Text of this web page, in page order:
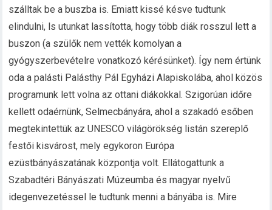
szálltak be a buszba is. Emiatt kissé késve tudtunk
elindulni, ls utunkat lassította, hogy több diák rosszul lett a
buszon (a szülők nem vették komolyan a
gyógyszerbevételre vonatkozó kérésünket). Így nem értünk
oda a palásti Palásthy Pál Egyházi Alapiskolába, ahol közös
programunk lett volna az ottani diákokkal. Szigorúan időre
kellett odaérnünk, Selmecbányára, ahol a szakadó esőben
megtekintettük az UNESCO világörökség listán szereplő
festői kisvárost, mely egykoron Európa
ezüstbányászatának központja volt. Ellátogattunk a
Szabadtéri Bányászati Múzeumba és magyar nyelvű
idegenvezetéssel le tudtunk menni a bányába is. Mire